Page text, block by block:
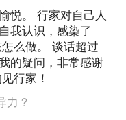
悦。 行家对自己人
我认识，感染了
么做。 谈话超过
的疑问，非常感谢
行家！
力？